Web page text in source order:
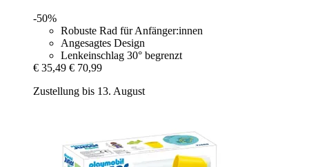
-50%
Robuste Rad für Anfänger:innen
Angesagtes Design
Lenkeinschlag 30° begrenzt
€ 35,49 € 70,99
Zustellung bis 13. August